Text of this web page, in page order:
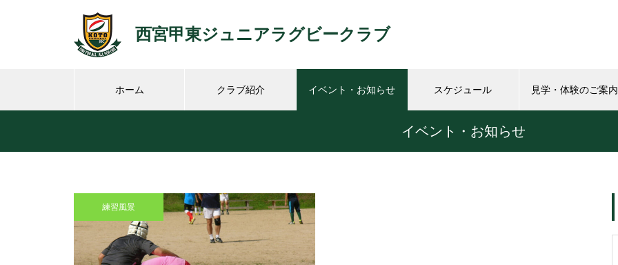
西宮甲東ジュニアラグビークラブ
ホーム クラブ紹介 イベント・お知らせ スケジュール 見学・体験のご案内
イベント・お知らせ
練習風景